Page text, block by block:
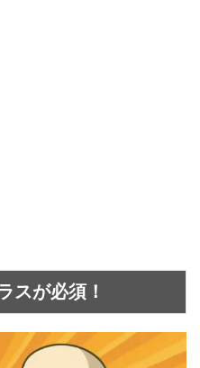
スが必須！